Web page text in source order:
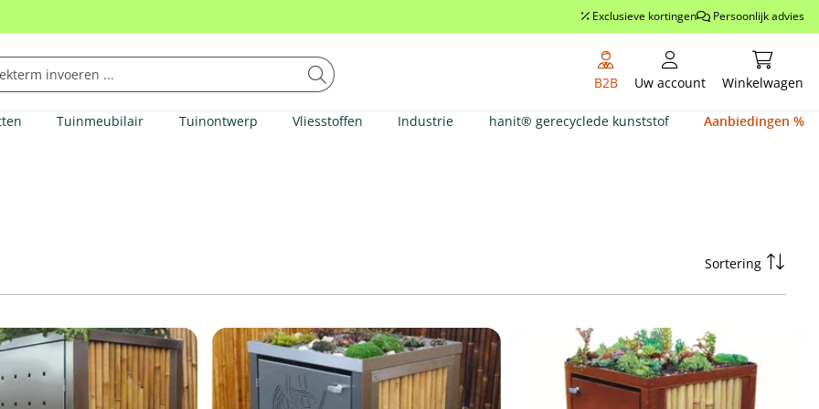
Exclusieve kortingen Persoonlijk advies
B2B Uw account Winkelwagen
Tuinmeubilair Tuinontwerp Vliesstoffen Industrie hanit® gerecyclede kunststof Aanbiedingen %
Sortering